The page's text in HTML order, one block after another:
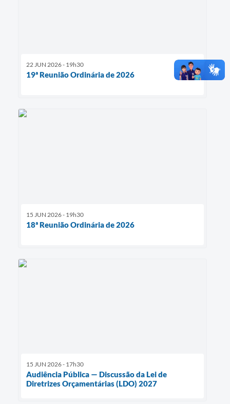
22 JUN 2026 - 19h30
19ª Reunião Ordinária de 2026
15 JUN 2026 - 19h30
18ª Reunião Ordinária de 2026
15 JUN 2026 - 17h30
Audiência Pública — Discussão da Lei de
Diretrizes Orçamentárias (LDO) 2027